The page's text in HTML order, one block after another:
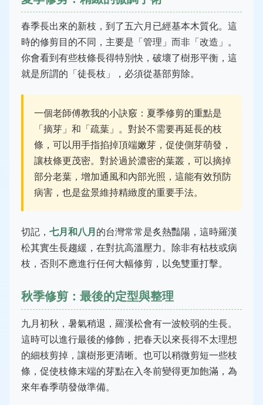
春季長出來的新枝，到了五六月已經基本木質化。這
時的修剪目的不同，主要是「管理」而非「改造」。
你會看到有些枝條長得特別快，破壞了樹形平衡，這
就是所謂的「徒長枝」，必須從基部剪除。
一個老師傅教我的小訣竅：夏季修剪的重點是
「摘芽」和「疏葉」。對於不需要再延長的枝
條，可以用手指掐掉頂端嫩芽，促使側芽萌發，
讓枝條更茂密。對於過於濃密的葉叢，可以摘掉
部分老葉，增加通風和內部光照，這能有效預防
病害，也是盆景維持精緻度的重要手法。
切記， 七月和八月的台灣常常是炙熱豔陽，這時羅漢
松其實生長趨緩，在對抗高溫壓力。除非有枯枝或病
枝，否則不應進行任何大幅修剪，以免雙重打擊。
秋季修剪：最後的定型與整理
九月初秋，暑氣稍退，羅漢松會有一波較弱的生長。
這時可以進行最後的修飾，把春天以來長得不太理想
的細枝剪掉，讓樹形更清晰。也可以稍微剪短一些枝
條，促使枝條末端的芽點在入冬前變得更加飽滿，為
來年春季萌發做準備。